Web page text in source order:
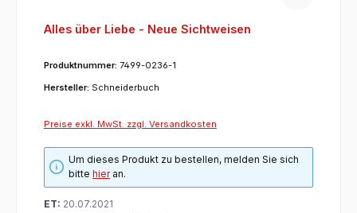
Alles über Liebe - Neue Sichtweisen
Produktnummer: 7499-0236-1
Hersteller: Schneiderbuch
Preise exkl. MwSt. zzgl. Versandkosten
Um dieses Produkt zu bestellen, melden Sie sich
bittehieran.
ET: 20.07.2021